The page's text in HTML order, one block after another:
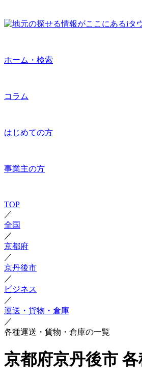
ホーム・検索
コラム
はじめての方
事業主の方
TOP
／
全国
／
京都府
／
京丹後市
／
ビジネス
／
運送・貨物・倉庫
／
各種運送・貨物・倉庫の一覧
京都府京丹後市